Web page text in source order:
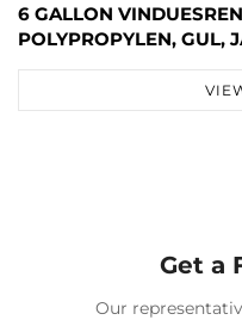
6 GALLON
POLYPROPYLEN, GUL,
Get a
Our